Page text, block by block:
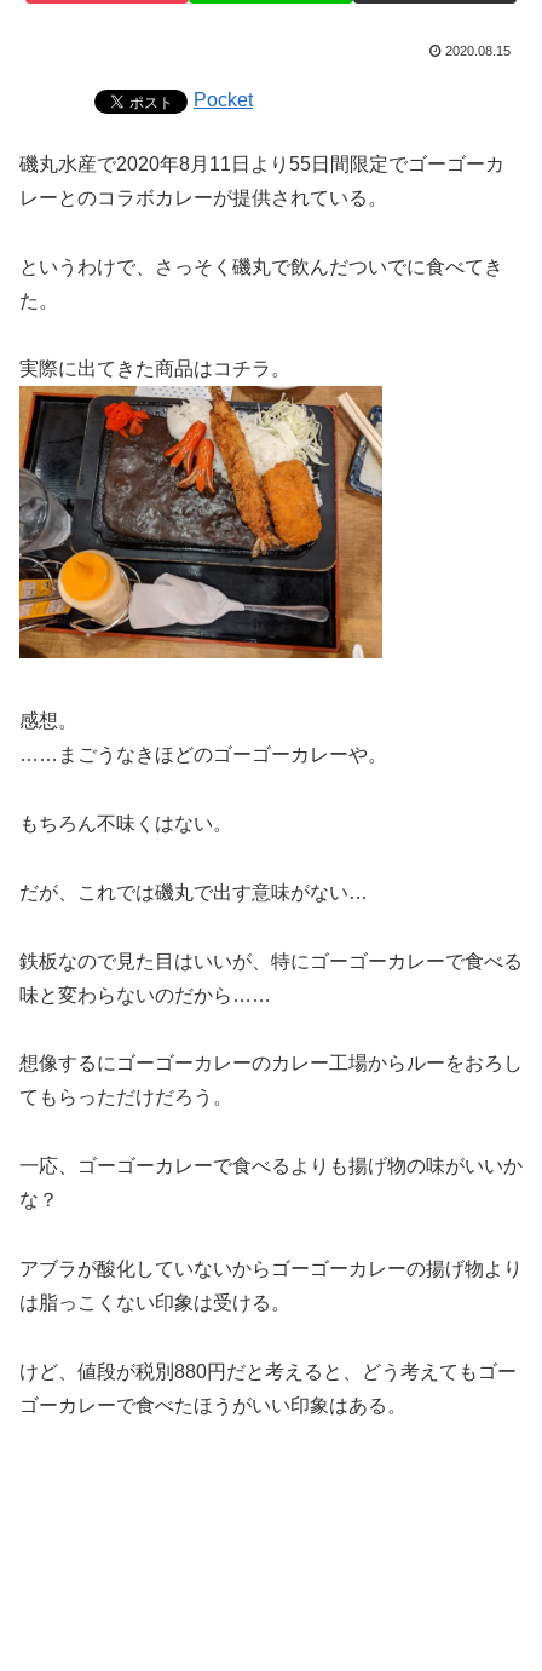
2020.08.15
Pocket
磯丸水産で2020年8月11日より55日間限定でゴーゴーカ
レーとのコラボカレーが提供されている。
というわけで、さっそく磯丸で飲んだついでに食べてき
た。
実際に出てきた商品はコチラ。
感想。
……まごうなきほどのゴーゴーカレーや。
もちろん不味くはない。
だが、これでは磯丸で出す意味がない…
鉄板なので見た目はいいが、特にゴーゴーカレーで食べる
味と変わらないのだから……
想像するにゴーゴーカレーのカレー工場からルーをおろし
てもらっただけだろう。
一応、ゴーゴーカレーで食べるよりも揚げ物の味がいいか
な？
アブラが酸化していないからゴーゴーカレーの揚げ物より
は脂っこくない印象は受ける。
けど、値段が税別880円だと考えると、どう考えてもゴー
ゴーカレーで食べたほうがいい印象はある。